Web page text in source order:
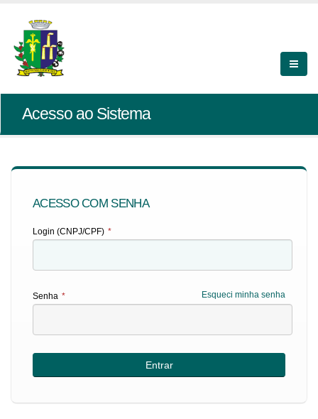
Acesso ao Sistema
ACESSO COM SENHA
Login (CNPJ/CPF) *
Esqueci minha senha
Senha *